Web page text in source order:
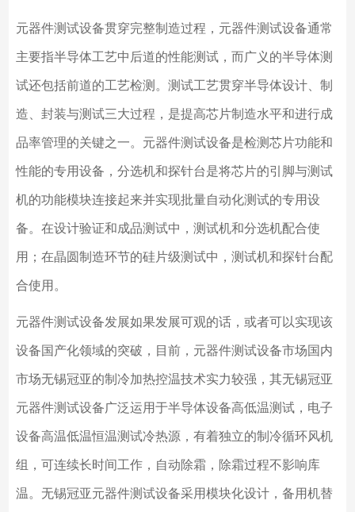
元器件测试设备贯穿完整制造过程，元器件测试设备通常
主要指半导体工艺中后道的性能测试，而广义的半导体测
试还包括前道的工艺检测。测试工艺贯穿半导体设计、制
造、封装与测试三大过程，是提高芯片制造水平和进行成
品率管理的关键之一。元器件测试设备是检测芯片功能和
性能的专用设备，分选机和探针台是将芯片的引脚与测试
机的功能模块连接起来并实现批量自动化测试的专用设
备。在设计验证和成品测试中，测试机和分选机配合使
用；在晶圆制造环节的硅片级测试中，测试机和探针台配
合使用。
元器件测试设备发展如果发展可观的话，或者可以实现该
设备国产化领域的突破，目前，元器件测试设备市场国内
市场无锡冠亚的制冷加热控温技术实力较强，其无锡冠亚
元器件测试设备广泛运用于半导体设备高低温测试，电子
设备高温低温恒温测试冷热源，有着独立的制冷循环风机
组，可连续长时间工作，自动除霜，除霜过程不影响库
温。无锡冠亚元器件测试设备采用模块化设计，备用机替